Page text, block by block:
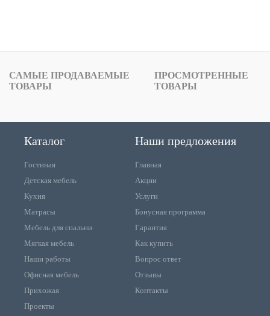
САМЫЕ ПРОДАВАЕМЫЕ
ТОВАРЫ
ПРОСМОТРЕННЫЕ
ТОВАРЫ
Каталог
Гостиная
Детская мебель
Кухня
Матрасы
Мебель для спальни
Мягкая мебель
Наши работы
Офисная мебель
Прихожая
Проекты
Наши предложения
Главная
Акции
Услуги
Бонусная программа
Гарантия
Как купить
Вопрос ответ
Отзывы
Контакты